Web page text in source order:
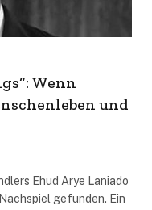
Wenn
und
Ehud Arye Laniado
gefunden. Ein